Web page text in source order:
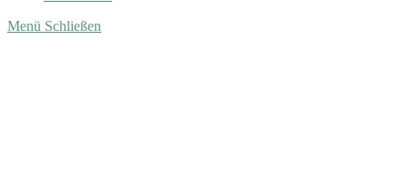
Menü Schließen